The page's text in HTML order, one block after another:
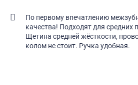
По первому впечатлению
качества! Подходят для
Щетина средней жëсткости,
колом не стоит. Ручка удобная.